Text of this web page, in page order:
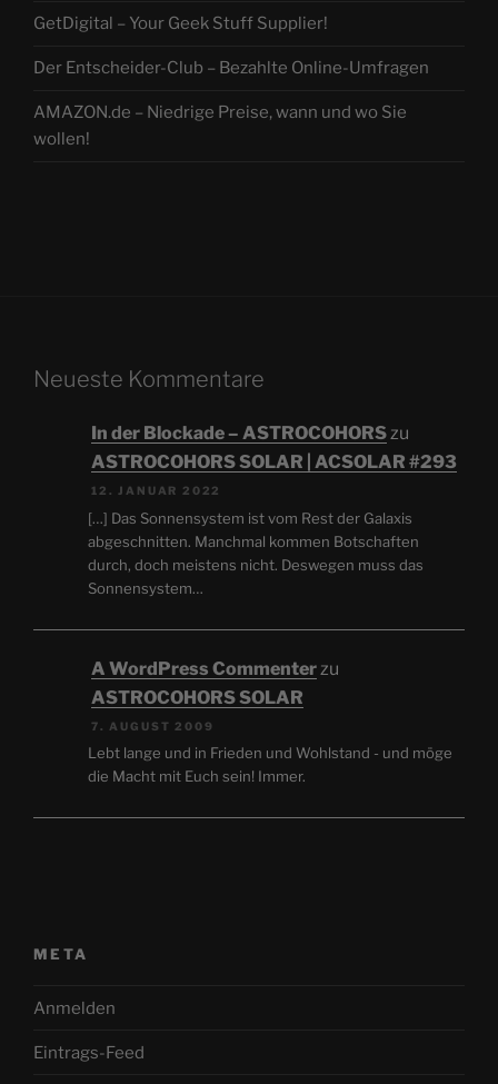
GetDigital – Your Geek Stuff Supplier!
Der Entscheider-Club – Bezahlte Online-Umfragen
AMAZON.de – Niedrige Preise, wann und wo Sie
wollen!
Neueste Kommentare
In der Blockade – ASTROCOHORSzu
ASTROCOHORS SOLAR | ACSOLAR #293
12. JANUAR 2022
[…] Das Sonnensystem ist vom Rest der Galaxis
abgeschnitten. Manchmal kommen Botschaften
durch, doch meistens nicht. Deswegen muss das
Sonnensystem…
A WordPress Commenterzu
ASTROCOHORS SOLAR
7. AUGUST 2009
Lebt lange und in Frieden und Wohlstand - und möge
die Macht mit Euch sein! Immer.
META
Anmelden
Eintrags-Feed